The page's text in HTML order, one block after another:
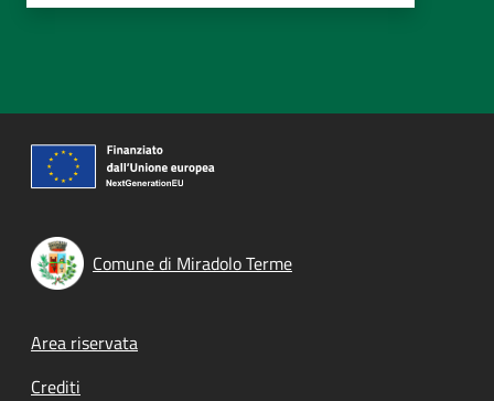
Comune di Miradolo Terme
Footer menu
Area riservata
Crediti